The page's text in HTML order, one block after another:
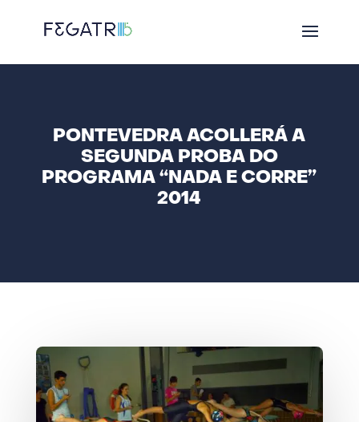
PONTEVEDRA ACOLLERÁ A
SEGUNDA PROBA DO
PROGRAMA “NADA E CORRE”
2014